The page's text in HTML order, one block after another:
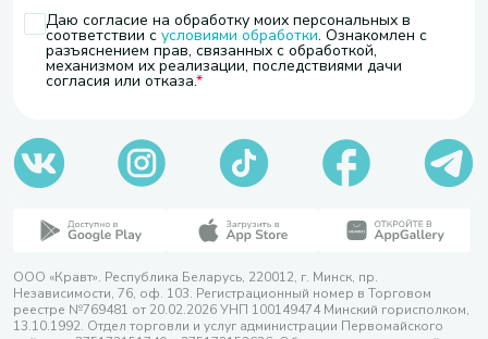
Даю согласие на обработку моих персональных в
соответствии с условиями обработки. Ознакомлен с
разъяснением прав, связанных с обработкой,
механизмом их реализации, последствиями дачи
согласия или отказа.
ООО «Кравт». Республика Беларусь, 220012, г. Минск, пр.
Независимости, 76, оф. 103. Регистрационный номер в Торговом
реестре №769481 от 20.02.2026 УНП 100149474 Минский горисполком,
13.10.1992. Отдел торговли и услуг администрации Первомайского